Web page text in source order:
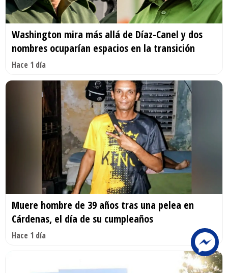
Washington mira más allá de Díaz-Canel y dos
nombres ocuparían espacios en la transición
Hace 1 día
Muere hombre de 39 años tras una pelea en
Cárdenas, el día de su cumpleaños
Hace 1 día